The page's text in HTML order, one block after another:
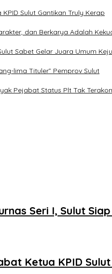
Sulut Gantikan Truly Kerap
dan Berkarya Adalah
Sabet Gelar Juara Umum
lima Tituler” Pemprov Sulut
Pejabat Status Plt Tak
Seri I, Sulut
Ketua KPID